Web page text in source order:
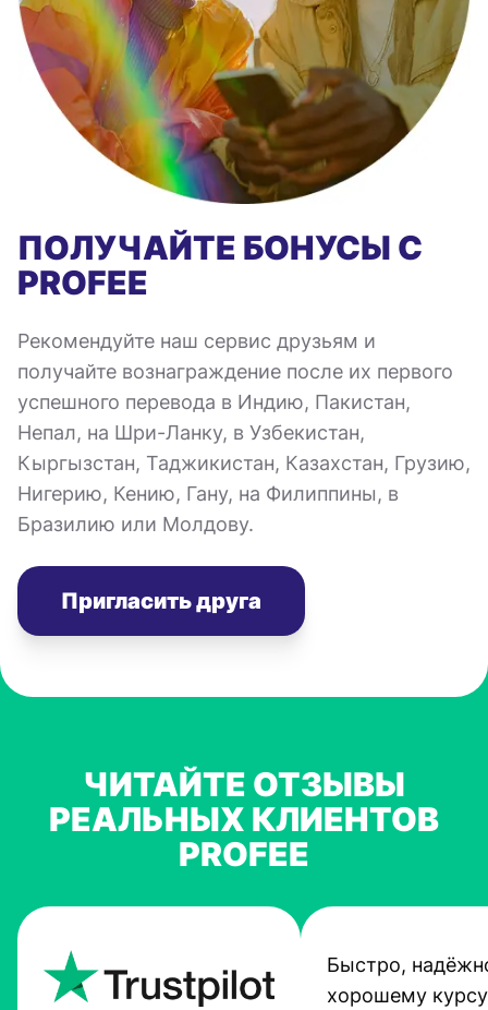
ПОЛУЧАЙТЕ БОНУСЫ С
PROFEE
Рекомендуйте наш сервис друзьям и
получайте вознаграждение после их первого
успешного перевода в Индию, Пакистан,
Непал, на Шри-Ланку, в Узбекистан,
Кыргызстан, Таджикистан, Казахстан, Грузию,
Нигерию, Кению, Гану, на Филиппины, в
Бразилию или Молдову.
Пригласить друга
ЧИТАЙТЕ ОТЗЫВЫ
РЕАЛЬНЫХ КЛИЕНТОВ
PROFEE
Быстро,
хорошему